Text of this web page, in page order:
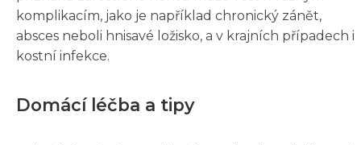
komplikacím, jako je například chronický zánět,
absces neboli hnisavé ložisko, a v krajních případech i
kostní infekce.
Domácí léčba a tipy